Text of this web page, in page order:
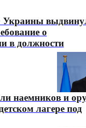
о
в должности
наемников и
лагере под